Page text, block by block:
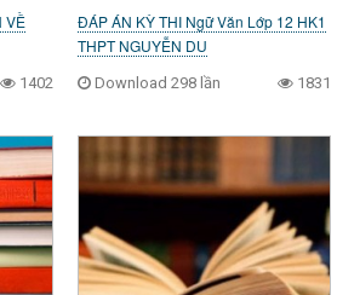
VỀ
1402
ĐÁP ÁN KỲ THI Ngữ Văn Lớp 12 HK1
THPT NGUYỄN DU
Download 298 lần 1831